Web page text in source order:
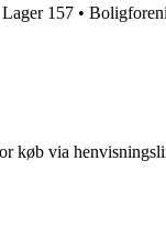
Lager 157 •
køb via